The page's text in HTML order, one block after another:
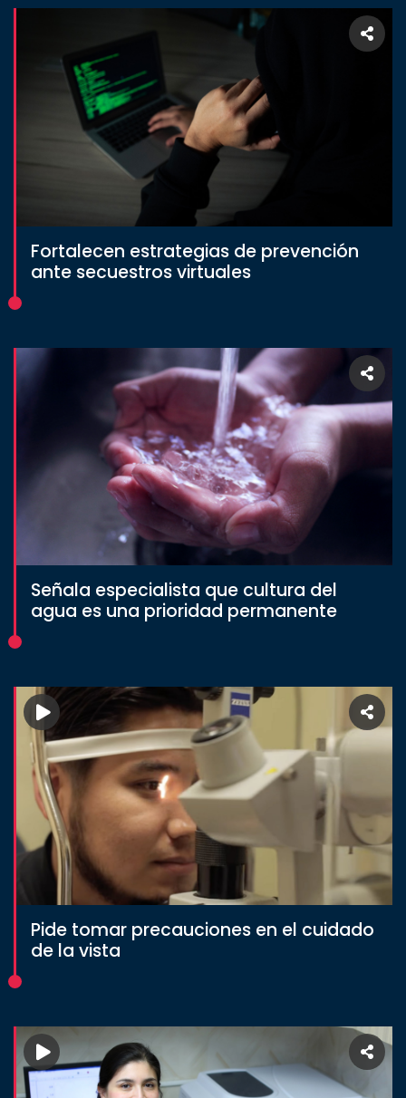
Fortalecen estrategias de prevención
ante secuestros virtuales
Señala especialista que cultura del
agua es una prioridad permanente
Pide tomar precauciones en el cuidado
de la vista